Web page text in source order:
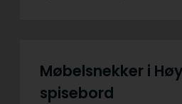
Møbelsnekker i
spisebord